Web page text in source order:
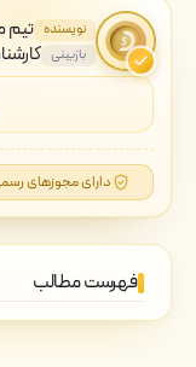
نویسنده تیم
بازبینی
دارای مجوزهای
فهرست مطالب